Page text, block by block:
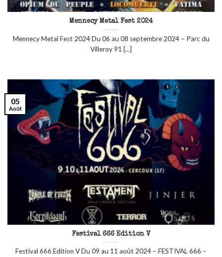
Mennecy Metal Fest 2024
Mennecy Metal Fest 2024 Du 06 au 08 septembre 2024 – Parc du
Villeroy 91 [...]
Festival 666 Edition V
Festival 666 Edition V Du 09 au 11 août 2024 – FESTIVAL 666 –
05
Août